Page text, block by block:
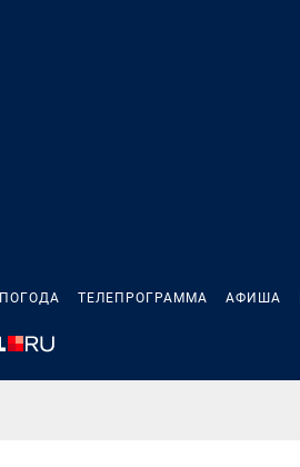
ПОГОДА ТЕЛЕПРОГРАММА АФИША